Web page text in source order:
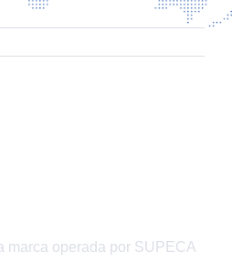
marca operada por SUPECA